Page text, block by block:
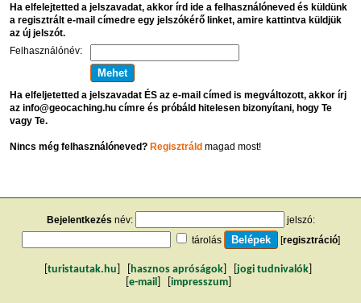
Ha elfelejtetted a jelszavadat, akkor írd ide a felhasználóneved és küldünk
a regisztrált e-mail címedre egy jelszókérő linket, amire kattintva küldjük
az új jelszót.
Felhasználónév:
Ha elfeljetetted a jelszavadat ÉS az e-mail címed is megváltozott, akkor írj
az info@geocaching.hu címre és próbáld hitelesen bizonyítani, hogy Te
vagy Te.
Nincs még felhasználóneved? Regisztráldmagad most!
Bejelentkezés név:
jelszó:
tárolás
[regisztráció]
turistautak.hu hasznos apróságok jogi tudnivalók
e-mail impresszum]